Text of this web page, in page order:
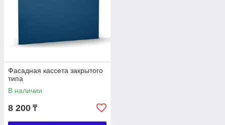
Фасадная кассета закрытого
типа
В наличии
8 200 ₸